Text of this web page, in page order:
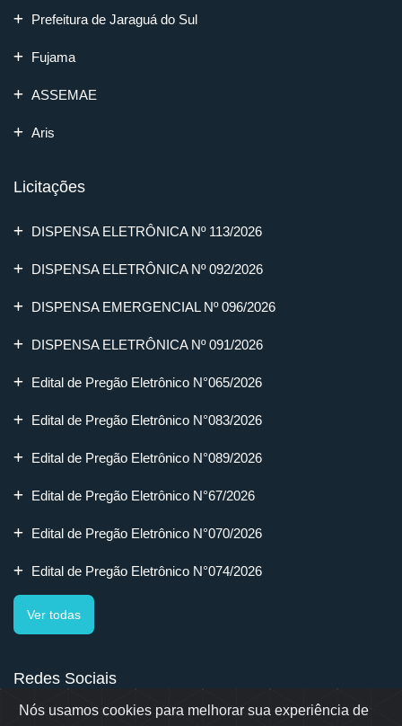
Nós usamos cookies para melhorar sua experiência de
Prefeitura de Jaraguá do Sul
Fujama
ASSEMAE
Aris
Licitações
DISPENSA ELETRÔNICA Nº 113/2026
DISPENSA ELETRÔNICA Nº 092/2026
DISPENSA EMERGENCIAL Nº 096/2026
DISPENSA ELETRÔNICA Nº 091/2026
Edital de Pregão Eletrônico N°065/2026
Edital de Pregão Eletrônico N°083/2026
Edital de Pregão Eletrônico N°089/2026
Edital de Pregão Eletrônico N°67/2026
Edital de Pregão Eletrônico N°070/2026
Edital de Pregão Eletrônico N°074/2026
Ver todas
Redes Sociais